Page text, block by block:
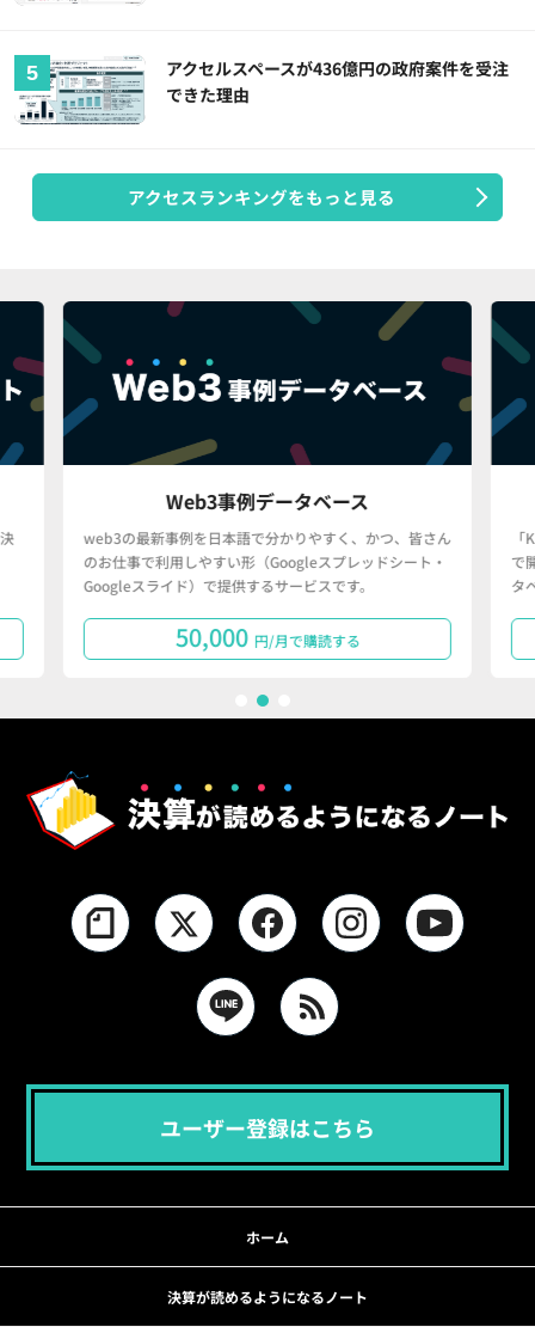
アクセルスペースが436億円の政府案件を受注
できた理由
アクセスランキングをもっと見る
Web3事例データベース
web3の最新事例を日本語で分かりやすく、かつ、皆さん
のお仕事で利用しやすい形（Googleスプレッドシート・
Googleスライド）で提供するサービスです。
50,000 円/月で購読する
で
タ
ユーザー登録はこちら
ホーム
決算が読めるようになるノート